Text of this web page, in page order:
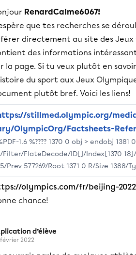
RenardCalme6067!
que tes recherches se
directement au site des Jeux
des informations
la page. Si tu veux plutôt en
du sport aux Jeux
plutôt bref. Voici les liens!
stillmed.olympic.org/
OlympicOrg/Factsheets-
Games/OWG/
reference-Ski-alpin-Histoire-
1.6 %???? 1370 0 obj > endobj 1381 0 obj
Filter/FlateDecode/ID[]/Index[1370
Prev 577269/Root 1371 0 R/Size 1388/
h?bbd```b``?"??I3ɜ
endobj startxref 0 %%EOF 1387 0 obj >stream h?
B cB??? ??~ ? ?~????e``?^2Q?D
olympics.com/fr/beijing-
chance!
d’élève
février 2022